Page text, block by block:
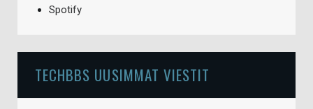
Spotify
TECHBBS UUSIMMAT VIESTIT